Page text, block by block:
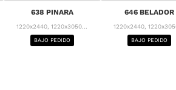
638 PINARA
1220x2440, 1220x3050...
BAJO PEDIDO
646 BELADOR
1220x2440,
BAJO PEDIDO